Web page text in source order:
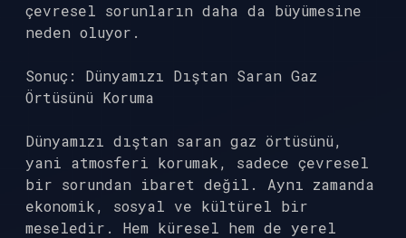
çevresel sorunların daha da büyümesine
neden oluyor.
Sonuç: Dünyamızı Dıştan Saran Gaz
Örtüsünü Koruma
Dünyamızı dıştan saran gaz örtüsünü,
yani atmosferi korumak, sadece çevresel
bir sorundan ibaret değil. Aynı zamanda
ekonomik, sosyal ve kültürel bir
meseledir. Hem küresel hem de yerel